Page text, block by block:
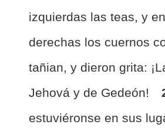
izquierdas las teas, y
derechas los cuernos
tañian, y dieron grita:
Jehová y de Gedeón!
estuviéronse en sus